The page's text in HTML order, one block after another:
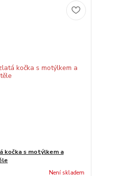
kočka s motýlkem a
Není skladem